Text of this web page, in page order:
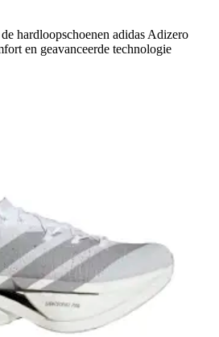
hardloopschoenen adidas Adizero
en geavanceerde technologie